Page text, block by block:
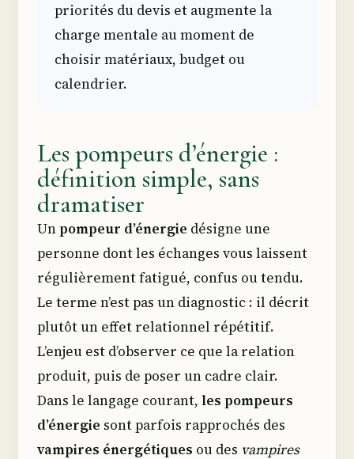
priorités du devis et augmente la
charge mentale au moment de
choisir matériaux, budget ou
calendrier.
Les pompeurs d’énergie :
définition simple, sans
dramatiser
Unpompeur d’énergie désigne une
personne dont les échanges vous laissent
régulièrement fatigué, confus ou tendu.
Le terme n’est pas un diagnostic : il décrit
plutôt un effet relationnel répétitif.
L’enjeu est d’observer ce que la relation
produit, puis de poser un cadre clair.
Dans le langage courant, les pompeurs
d’énergie sont parfois rapprochés des
vampires énergétiques ou des vampires